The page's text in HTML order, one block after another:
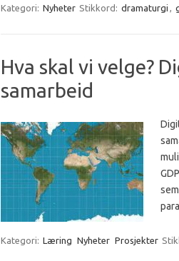
Kategori: Nyheter Stikkord: dramaturgi ,
Hva skal vi velge?
samarbeid
Kategori: Læring Nyheter Prosjekter